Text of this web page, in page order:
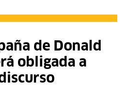
de Donald
obligada a